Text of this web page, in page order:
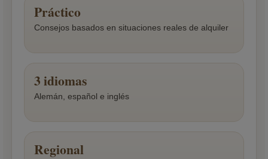
Práctico
Consejos basados en situaciones reales de alquiler
3 idiomas
Alemán, español e inglés
Regional